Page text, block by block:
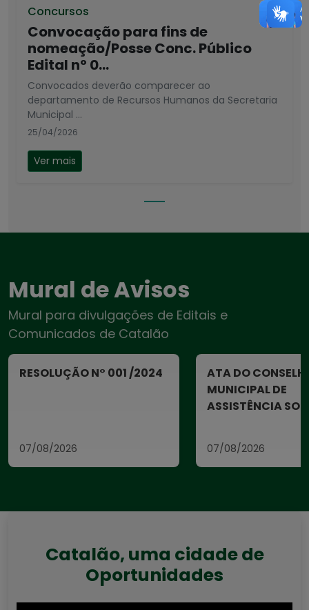
Concursos
Convocação para fins de
nomeação/Posse Conc. Público
Edital nº 0...
Convocados deverão comparecer ao
departamento de Recursos Humanos da Secretaria
Municipal ...
25/04/2026
Ver mais
Mural de Avisos
Mural para divulgações de Editais e
Comunicados de Catalão
RESOLUÇÃO N° 001 /2024
07/08/2026
ATA DO
MUNICIPAL DE
ASSISTÊNCIA
07/08/2026
Catalão, uma cidade de
Oportunidades